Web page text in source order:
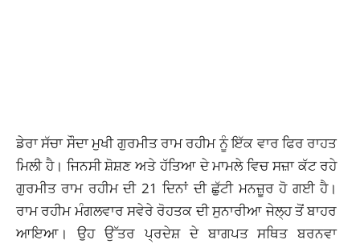
ਡੇਰਾ ਸੱਚਾ ਸੌਦਾ ਮੁਖੀ ਗੁਰਮੀਤ ਰਾਮ ਰਹੀਮ ਨੂੰ ਇੱਕ ਵਾਰ ਫਿਰ ਰਾਹਤ
ਮਿਲੀ ਹੈ। ਜਿਨਸੀ ਸ਼ੋਸ਼ਣ ਅਤੇ ਹੱਤਿਆ ਦੇ ਮਾਮਲੇ ਵਿਚ ਸਜ਼ਾ ਕੱਟ ਰਹੇ
ਗੁਰਮੀਤ ਰਾਮ ਰਹੀਮ ਦੀ 21 ਦਿਨਾਂ ਦੀ ਛੁੱਟੀ ਮਨਜ਼ੂਰ ਹੋ ਗਈ ਹੈ।
ਰਾਮ ਰਹੀਮ ਮੰਗਲਵਾਰ ਸਵੇਰੇ ਰੋਹਤਕ ਦੀ ਸੁਨਾਰੀਆ ਜੇਲ੍ਹ ਤੋਂ ਬਾਹਰ
ਆਇਆ। ਉਹ ਉੱਤਰ ਪ੍ਰਦੇਸ਼ ਦੇ ਬਾਗਪਤ ਸਥਿਤ ਬਰਨਵਾ